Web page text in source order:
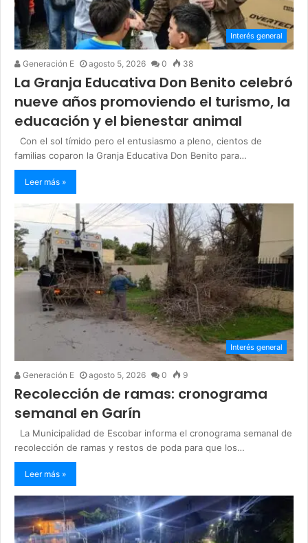
Interés general
Generación E agosto 5, 2026 0 38
La Granja Educativa Don Benito celebró
nueve años promoviendo el turismo, la
educación y el bienestar animal
Con el sol tímido pero el entusiasmo a pleno, cientos de
familias coparon la Granja Educativa Don Benito para…
Leer más »
Interés general
Generación E agosto 5, 2026 0 9
Recolección de ramas: cronograma
semanal en Garín
La Municipalidad de Escobar informa el cronograma semanal de
recolección de ramas y restos de poda para que los…
Leer más »